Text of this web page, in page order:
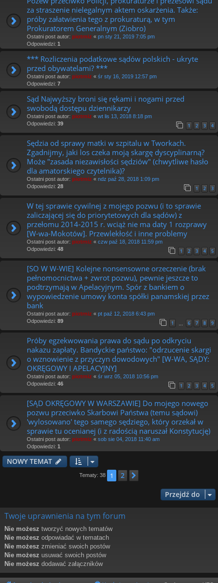
za straszenie nielegalnym aktem oskarżenia. Także:
próby załatwienia tego z prokuraturą, w tym
Prokuratorem Generalnym (Ziobro)
Ostatni post autor: piotrniz « pn sty 21, 2019 7:05 pm
Odpowiedzi: 1
*** Rozliczenia podatkowe sądów polskich - ukryte
przed obywatelami? ***
Ostatni post autor: piotrniz « śr sty 16, 2019 12:57 pm
Odpowiedzi: 7
Sąd Najwyższy broni się rękami i nogami przed
swobodą dostępu dziennikarzy
Ostatni post autor: piotrniz « wt lis 13, 2018 8:18 pm
Odpowiedzi: 39 1 2 3 4
Sędzia od sprawy matki w szpitalu w Tworkach.
Zgadnijmy, jaki los czeka moją skargę dyscyplinarną?
Może "zasada niezawisłości sędziów" (chwytliwe hasło
dla amatorskiego czytelnika)?
Ostatni post autor: piotrniz « ndz paź 28, 2018 1:09 pm
Odpowiedzi: 28 1 2 3
W tej sprawie cywilnej z mojego pozwu (i to sprawie
zaliczającej się do priorytetowych dla sądów) z
przełomu 2014-2015 r. wciąż nie ma daty 1 rozprawy
[W-wa-Mokotów]. Przewlekłość i inne problemy
Ostatni post autor: piotrniz « czw paź 18, 2018 11:59 pm
Odpowiedzi: 48 1 2 3 4 5
[SO W W-WIE] Kolejne nonsensowne orzeczenie (brak
pełnomocnictwa + zwrot pozwu), pewnie jeszcze to
podtrzymają w Apelacyjnym. Spór z bankiem o
wypowiedzenie umowy konta spółki panamskiej przez
bank
Ostatni post autor: piotrniz « pt paź 12, 2018 6:43 pm
Odpowiedzi: 89 1 … 6 7 8 9
Próby egzekwowania prawa do sądu po odkryciu
nakazu zapłaty. Bandyckie państwo: "odrzucenie skargi
o wznowienie z przyczyn dowodowych" [W-WA, SĄDY:
OKRĘGOWY I APELACYJNY]
Ostatni post autor: piotrniz « śr wrz 05, 2018 10:56 pm
Odpowiedzi: 46 1 2 3 4 5
[SĄD OKRĘGOWY W WARSZAWIE] Do mojego nowego
pozwu przeciwko Skarbowi Państwa (temu sądowi)
'wylosowano' tego samego sędziego, który orzekał w
sprawie tu ocenianej (i z radością naruszał Konstytucję)
Ostatni post autor: piotrniz « sob sie 04, 2018 11:40 am
Odpowiedzi: 1
NOWY TEMAT
Tematy: 38 1 2
Przejdź do
Twoje uprawnienia na tym forum
Nie możesz tworzyć nowych tematów
Nie możesz odpowiadać w tematach
Nie możesz zmieniać swoich postów
Nie możesz usuwać swoich postów
Nie możesz dodawać załączników